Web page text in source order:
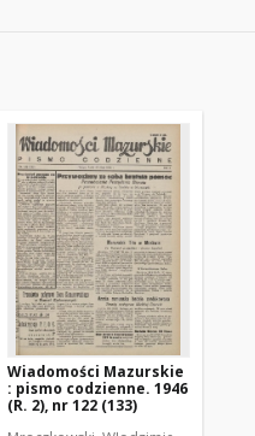
Wiadomości Mazurskie
: pismo codzienne. 1946
(R. 2), nr 122 (133)